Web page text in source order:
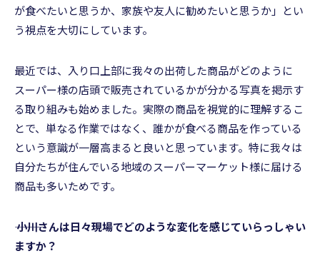
が食べたいと思うか、家族や友人に勧めたいと思うか」とい
う視点を大切にしています。
最近では、入り口上部に我々の出荷した商品がどのように
スーパー様の店頭で販売されているかが分かる写真を掲示す
る取り組みも始めました。実際の商品を視覚的に理解するこ
とで、単なる作業ではなく、誰かが食べる商品を作っている
という意識が一層高まると良いと思っています。特に我々は
自分たちが住んでいる地域のスーパーマーケット様に届ける
商品も多いためです。
――― 小川さんは日々現場でどのような変化を感じていらっしゃい
ますか？